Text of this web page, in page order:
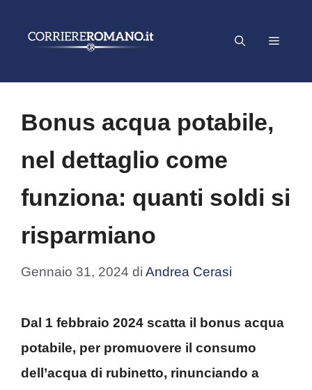
Menu
Bonus acqua potabile,
nel dettaglio come
funziona: quanti soldi si
risparmiano
Gennaio 31, 2024 di Andrea Cerasi
Dal 1 febbraio 2024 scatta il bonus acqua
potabile, per promuovere il consumo
dell’acqua di rubinetto, rinunciando a